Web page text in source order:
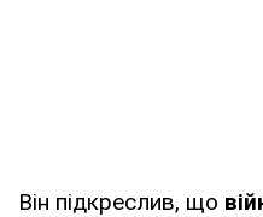
Він підкреслив, що